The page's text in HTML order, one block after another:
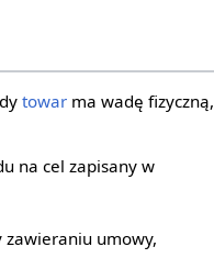
towar ma wadę fizyczną,
na cel zapisany w
umowy,